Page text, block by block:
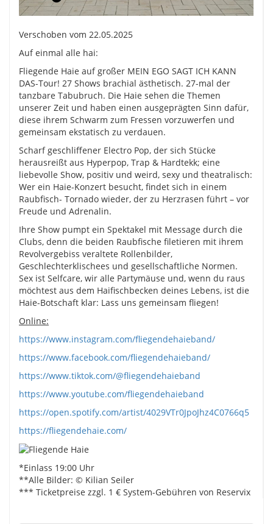
Verschoben vom 22.05.2025
Auf einmal alle hai:
Fliegende Haie auf großer MEIN EGO SAGT ICH KANN
DAS-Tour! 27 Shows brachial ästhetisch. 27-mal der
tanzbare Tabubruch. Die Haie sehen die Themen
unserer Zeit und haben einen ausgeprägten Sinn dafür,
diese ihrem Schwarm zum Fressen vorzuwerfen und
gemeinsam ekstatisch zu verdauen.
Scharf geschliffener Electro Pop, der sich Stücke
herausreißt aus Hyperpop, Trap & Hardtekk; eine
liebevolle Show, positiv und weird, sexy und theatralisch:
Wer ein Haie-Konzert besucht, findet sich in einem
Raubfisch- Tornado wieder, der zu Herzrasen führt – vor
Freude und Adrenalin.
Ihre Show pumpt ein Spektakel mit Message durch die
Clubs, denn die beiden Raubfische filetieren mit ihrem
Revolvergebiss veraltete Rollenbilder,
Geschlechterklischees und gesellschaftliche Normen.
Sex ist Selfcare, wir alle Partymäuse und, wenn du raus
möchtest aus dem Haifischbecken deines Lebens, ist die
Haie-Botschaft klar: Lass uns gemeinsam fliegen!
Online:
https://www.instagram.com/fliegendehaieband/
https://www.facebook.com/fliegendehaieband/
https://www.tiktok.com/@fliegendehaieband
https://www.youtube.com/fliegendehaieband
https://open.spotify.com/artist/4029VTr0JpoJhz4C0766q5
https://fliegendehaie.com/
*Einlass 19:00 Uhr
**Alle Bilder: © Kilian Seiler
*** Ticketpreise zzgl. 1 € System-Gebühren von Reservix